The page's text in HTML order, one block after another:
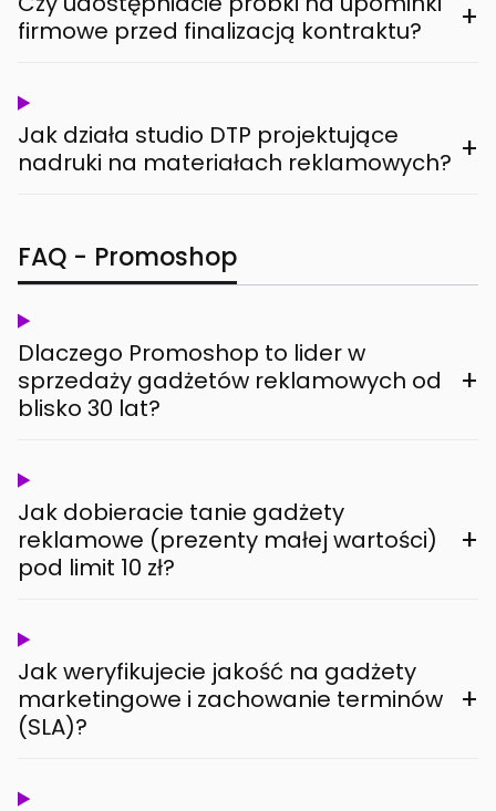
firmowe przed finalizacją kontraktu?
+
Jak działa studio DTP projektujące
nadruki na materiałach reklamowych? +
FAQ - Promoshop
Dlaczego Promoshop to lider w
sprzedaży gadżetów reklamowych od
blisko 30 lat?
+
Jak dobieracie tanie gadżety
reklamowe (prezenty małej wartości)
pod limit 10 zł?
+
Jak weryfikujecie jakość na gadżety
marketingowe i zachowanie terminów
(SLA)?
+